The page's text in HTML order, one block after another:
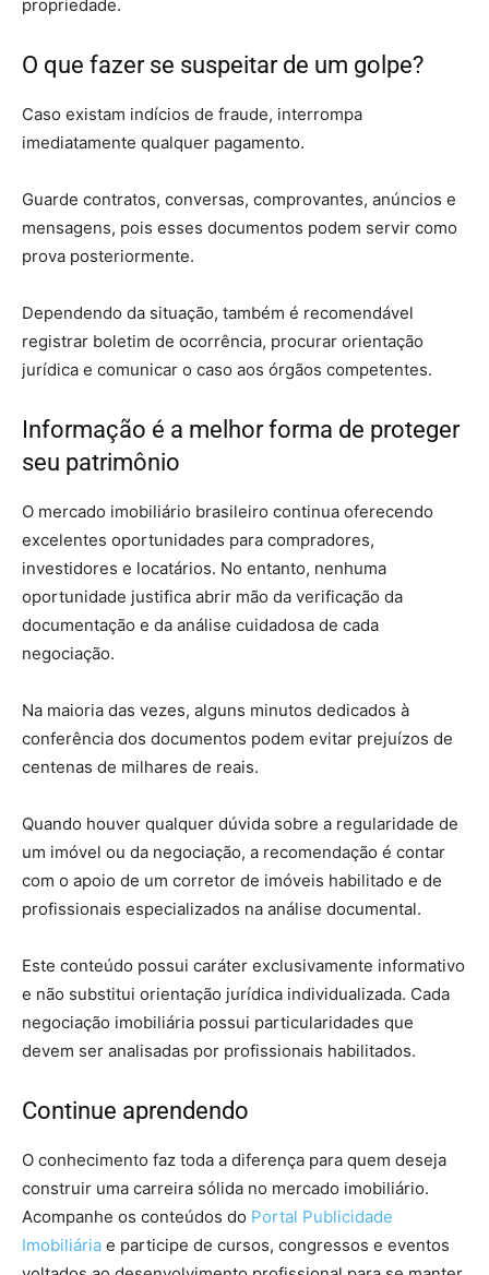
propriedade.
O que fazer se suspeitar de um golpe?
Caso existam indícios de fraude, interrompa
imediatamente qualquer pagamento.
Guarde contratos, conversas, comprovantes, anúncios e
mensagens, pois esses documentos podem servir como
prova posteriormente.
Dependendo da situação, também é recomendável
registrar boletim de ocorrência, procurar orientação
jurídica e comunicar o caso aos órgãos competentes.
Informação é a melhor forma de proteger
seu patrimônio
O mercado imobiliário brasileiro continua oferecendo
excelentes oportunidades para compradores,
investidores e locatários. No entanto, nenhuma
oportunidade justifica abrir mão da verificação da
documentação e da análise cuidadosa de cada
negociação.
Na maioria das vezes, alguns minutos dedicados à
conferência dos documentos podem evitar prejuízos de
centenas de milhares de reais.
Quando houver qualquer dúvida sobre a regularidade de
um imóvel ou da negociação, a recomendação é contar
com o apoio de um corretor de imóveis habilitado e de
profissionais especializados na análise documental.
Este conteúdo possui caráter exclusivamente informativo
e não substitui orientação jurídica individualizada. Cada
negociação imobiliária possui particularidades que
devem ser analisadas por profissionais habilitados.
Continue aprendendo
O conhecimento faz toda a diferença para quem deseja
construir uma carreira sólida no mercado imobiliário.
Acompanhe os conteúdos do Portal Publicidade
Imobiliária e participe de cursos, congressos e eventos